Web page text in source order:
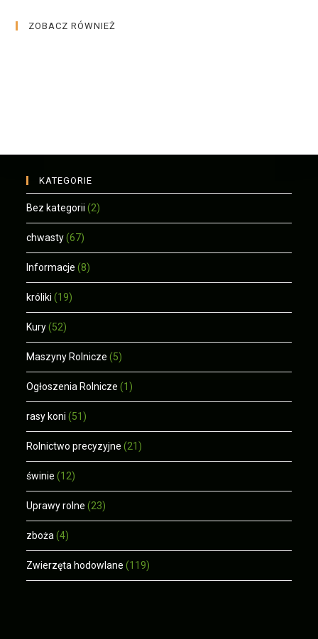
ZOBACZ RÓWNIEŻ
KATEGORIE
Bez kategorii (2)
chwasty (67)
Informacje (8)
króliki (19)
Kury (52)
Maszyny Rolnicze (5)
Ogłoszenia Rolnicze (1)
rasy koni (51)
Rolnictwo precyzyjne (21)
świnie (12)
Uprawy rolne (23)
zboża (4)
Zwierzęta hodowlane (119)